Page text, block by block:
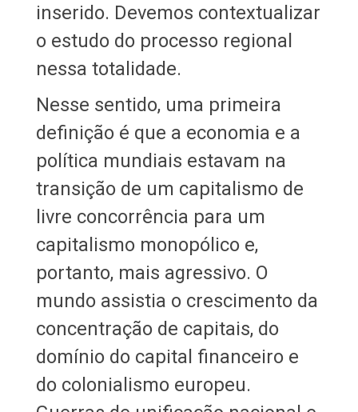
inserido. Devemos contextualizar
o estudo do processo regional
nessa totalidade.
Nesse sentido, uma primeira
definição é que a economia e a
política mundiais estavam na
transição de um capitalismo de
livre concorrência para um
capitalismo monopólico e,
portanto, mais agressivo. O
mundo assistia o crescimento da
concentração de capitais, do
domínio do capital financeiro e
do colonialismo europeu.